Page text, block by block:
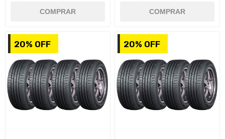
20% OFF 20% OFF